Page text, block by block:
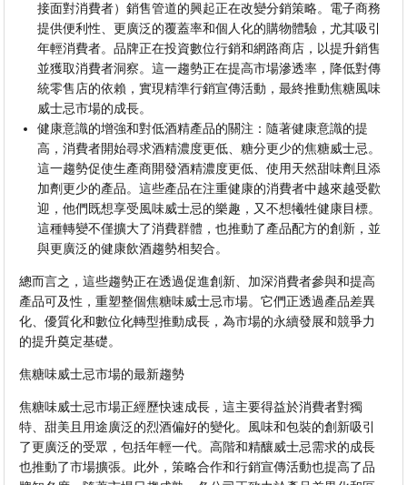
接面對消費者）銷售管道的興起正在改變分銷策略。電子商務
提供便利性、更廣泛的覆蓋率和個人化的購物體驗，尤其吸引
年輕消費者。品牌正在投資數位行銷和網路商店，以提升銷售
並獲取消費者洞察。這一趨勢正在提高市場滲透率，降低對傳
統零售店的依賴，實現精準行銷宣傳活動，最終推動焦糖風味
威士忌市場的成長。
健康意識的增強和對低酒精產品的關注：隨著健康意識的提
高，消費者開始尋求酒精濃度更低、糖分更少的焦糖威士忌。
這一趨勢促使生產商開發酒精濃度更低、使用天然甜味劑且添
加劑更少的產品。這些產品在注重健康的消費者中越來越受歡
迎，他們既想享受風味威士忌的樂趣，又不想犧牲健康目標。
這種轉變不僅擴大了消費群體，也推動了產品配方的創新，並
與更廣泛的健康飲酒趨勢相契合。
總而言之，這些趨勢正在透過促進創新、加深消費者參與和提高
產品可及性，重塑整個焦糖味威士忌市場。它們正透過產品差異
化、優質化和數位化轉型推動成長，為市場的永續發展和競爭力
的提升奠定基礎。
焦糖味威士忌市場的最新趨勢
焦糖味威士忌市場正經歷快速成長，這主要得益於消費者對獨
特、甜美且用途廣泛的烈酒偏好的變化。風味和包裝的創新吸引
了更廣泛的受眾，包括年輕一代。高階和精釀威士忌需求的成長
也推動了市場擴張。此外，策略合作和行銷宣傳活動也提高了品